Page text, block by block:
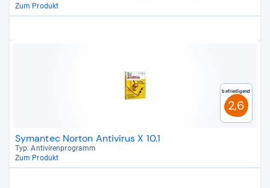
Zum Produkt
Befriedigend
2,6
Symantec Norton Antivirus X 10.1
Typ: Anti­vi­ren­pro­gramm
Zum Produkt